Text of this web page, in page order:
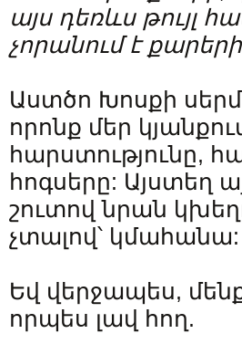
այս դեռևս թույլ
չորանում է
Աստծո Խոսքի
որոնք մեր
հարստությունը,
հոգսերը: Այստեղ
շուտով նրան
չտալով՝ կմահանա:
Եվ վերջապես,
որպես լավ հող.